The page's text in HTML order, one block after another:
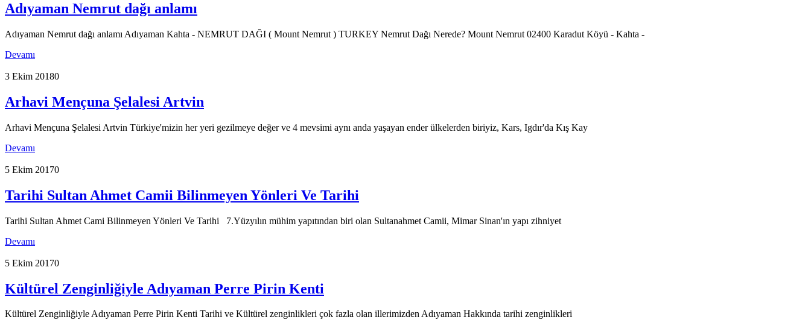
Adıyaman Nemrut dağı anlamı
Adıyaman Nemrut dağı anlamı Adıyaman Kahta - NEMRUT DAĞI ( Mount Nemrut ) TURKEY Nemrut Dağı Nerede? Mount Nemrut 02400 Karadut Köyü - Kahta -
Devamı
3 Ekim 20180
Arhavi Mençuna Şelalesi Artvin
Arhavi Mençuna Şelalesi Artvin Türkiye'mizin her yeri gezilmeye değer ve 4 mevsimi aynı anda yaşayan ender ülkelerden biriyiz, Kars, Igdır'da Kış Kay
Devamı
5 Ekim 20170
Tarihi Sultan Ahmet Camii Bilinmeyen Yönleri Ve Tarihi
Tarihi Sultan Ahmet Cami Bilinmeyen Yönleri Ve Tarihi 7.Yüzyılın mühim yapıtından biri olan Sultanahmet Camii, Mimar Sinan'ın yapı zihniyet
Devamı
5 Ekim 20170
Kültürel Zenginliğiyle Adıyaman Perre Pirin Kenti
Kültürel Zenginliğiyle Adıyaman Perre Pirin Kenti Tarihi ve Kültürel zenginlikleri çok fazla olan illerimizden Adıyaman Hakkında tarihi zenginlikleri